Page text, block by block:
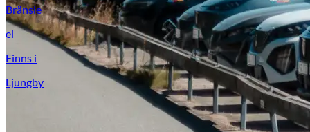
Leapmotor
Bränsle
el
Finns i
Ljungby